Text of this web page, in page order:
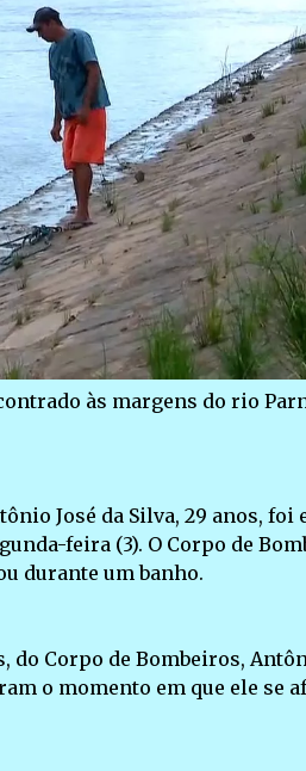
às margens do rio
José da Silva, 29 anos, foi
feira (3). O Corpo de
durante um banho.
Corpo de Bombeiros,
o momento em que ele se